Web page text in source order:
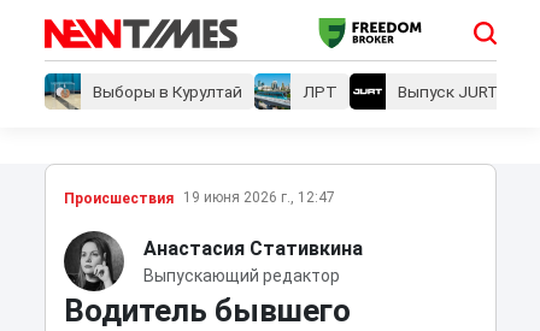
Выборы в Курултай ЛРТ Выпуск JURT
Проиcшествия 19 июня 2026 г., 12:47
Анастасия Стативкина
Выпускающий редактор
Водитель бывшего